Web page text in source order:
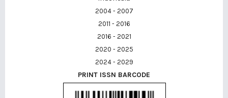
2004 - 2007
2011 - 2016
2016 - 2021
2020 - 2025
2024 - 2029
PRINT ISSN BARCODE